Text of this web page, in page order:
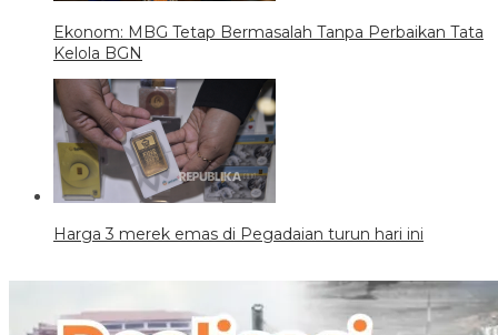
Ekonom: MBG Tetap Bermasalah Tanpa Perbaikan Tata
Kelola BGN
Harga 3 merek emas di Pegadaian turun hari ini